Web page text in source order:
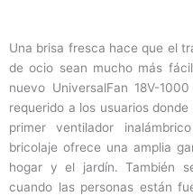
Una brisa fresca hace que el
de ocio sean mucho más
nuevo UniversalFan 18V-
requerido a los usuarios
primer ventilador
bricolaje ofrece una amplia
hogar y el jardín. También
cuando las personas están